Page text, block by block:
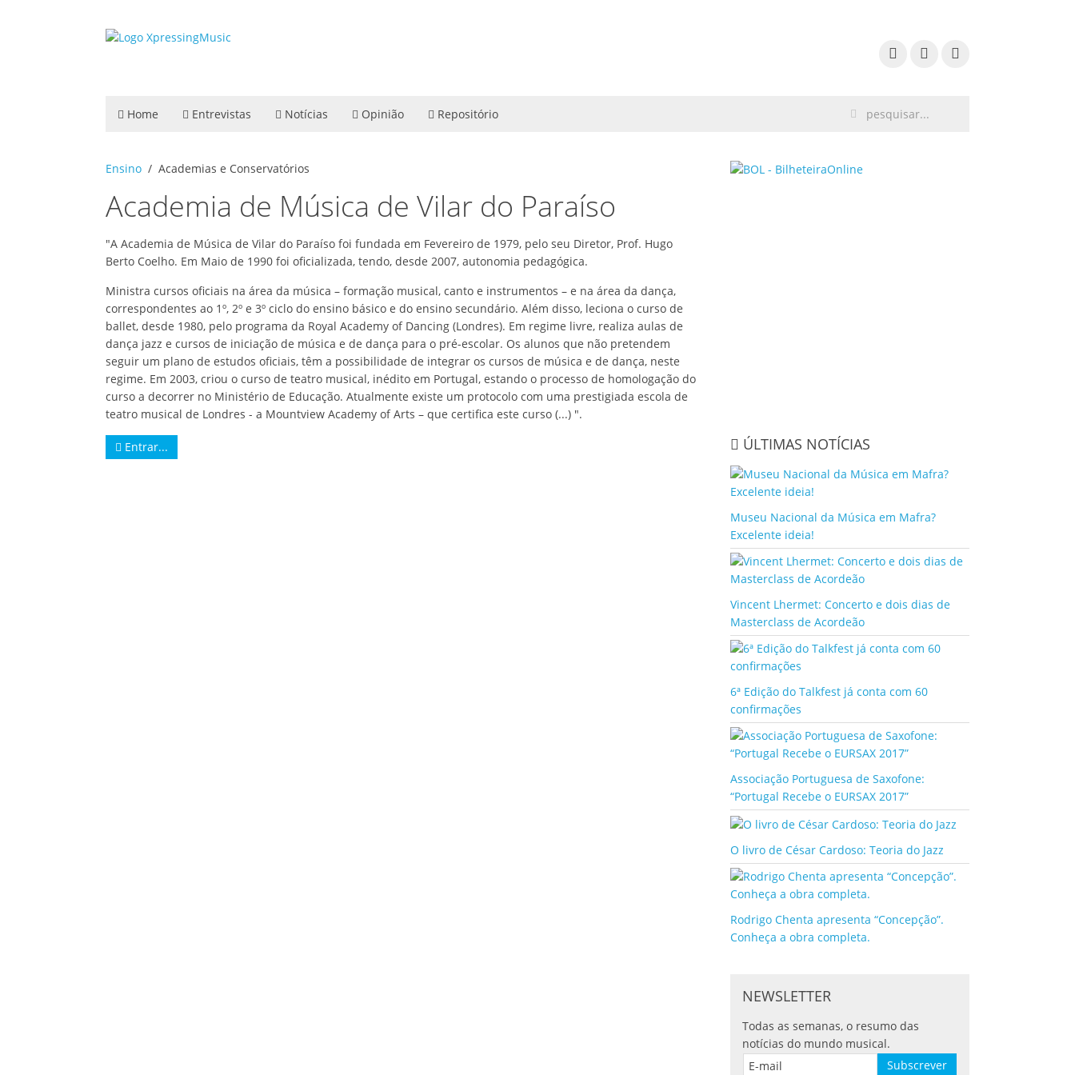
Home Entrevistas Notícias Opinião Repositório
Ensino Academias e Conservatórios
Academia de Música de Vilar do Paraíso
"A Academia de Música de Vilar do Paraíso foi fundada em Fevereiro de 1979, pelo seu Diretor, Prof. Hugo
Berto Coelho. Em Maio de 1990 foi oficializada, tendo, desde 2007, autonomia pedagógica.
Ministra cursos oficiais na área da música – formação musical, canto e instrumentos – e na área da dança,
correspondentes ao 1º, 2º e 3º ciclo do ensino básico e do ensino secundário. Além disso, leciona o curso de
ballet, desde 1980, pelo programa da Royal Academy of Dancing (Londres). Em regime livre, realiza aulas de
dança jazz e cursos de iniciação de música e de dança para o pré-escolar. Os alunos que não pretendem
seguir um plano de estudos oficiais, têm a possibilidade de integrar os cursos de música e de dança, neste
regime. Em 2003, criou o curso de teatro musical, inédito em Portugal, estando o processo de homologação do
curso a decorrer no Ministério de Educação. Atualmente existe um protocolo com uma prestigiada escola de
teatro musical de Londres - a Mountview Academy of Arts – que certifica este curso (...) ".
Entrar... ÚLTIMAS NOTÍCIAS
Museu Nacional da Música em Mafra?
Excelente ideia!
Vincent Lhermet: Concerto e dois dias de
Masterclass de Acordeão
6ª Edição do Talkfest já conta com 60
confirmações
Associação Portuguesa de Saxofone:
“Portugal Recebe o EURSAX 2017”
O livro de César Cardoso: Teoria do Jazz
Rodrigo Chenta apresenta “Concepção”.
Conheça a obra completa.
NEWSLETTER
Todas as semanas, o resumo das
notícias do mundo musical.